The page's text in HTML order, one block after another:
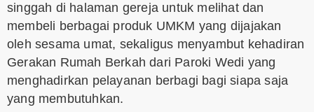
singgah di halaman gereja untuk melihat dan
membeli berbagai produk UMKM yang dijajakan
oleh sesama umat, sekaligus menyambut kehadiran
Gerakan Rumah Berkah dari Paroki Wedi yang
menghadirkan pelayanan berbagi bagi siapa saja
yang membutuhkan.